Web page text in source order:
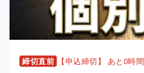
締切直前 【申込締切】 あと0時間